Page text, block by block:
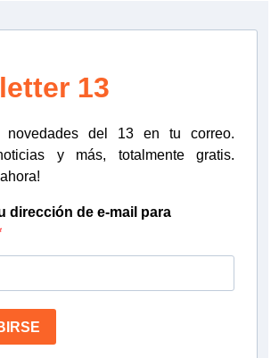
13
novedades del 13 en tu correo.
y más, totalmente gratis.
dirección de e-mail para